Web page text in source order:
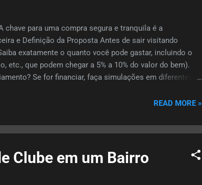
chave para uma compra segura e tranquila é a
e Definição da Proposta Antes de sair visitando
exatamente o quanto você pode gastar, incluindo o
que podem chegar a 5% a 10% do valor do bem).
Se for financiar, faça simulações em diferentes
pesquise e visite imóveis que se encaixam no
e o...
READ MORE »
Clube em um Bairro